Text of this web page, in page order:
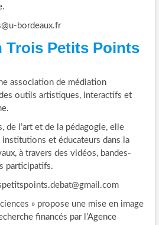
bordeaux.fr
Trois Petits Points
association de médiation
outils artistiques, interactifs et
de l’art et de la pédagogie, elle
institutions et éducateurs dans la
à travers des vidéos, bandes-
participatifs.
» propose une mise en image
financés par l’Agence